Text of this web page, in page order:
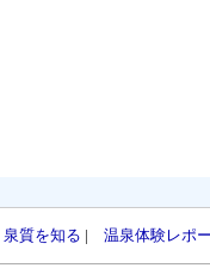
泉質を知る | 温泉体験レポ